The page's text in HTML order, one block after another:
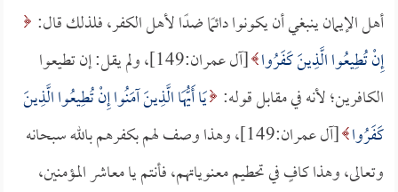
أهل الإيمان ينبغي أن يكونوا دائمًا ضدًا لأهل الكفر، فلذلك قال:
إِنْ تُطِيعُوا الَّذِينَ كَفَرُوا
[آل عمران:149]، ولم يقل: إن تطيعوا
الكافرين؛ لأنه في مقابل قوله: يَا أَيُّهَا الَّذِينَ آمَنُوا إِنْ تُطِيعُوا الَّذِينَ
كَفَرُوا
[آل عمران:149]، وهذا وصف لهم بكفرهم بالله سبحانه
وتعالى، وهذا كافٍ في تحطيم معنوياتهم، فأنتم يا معاشر المؤمنين،